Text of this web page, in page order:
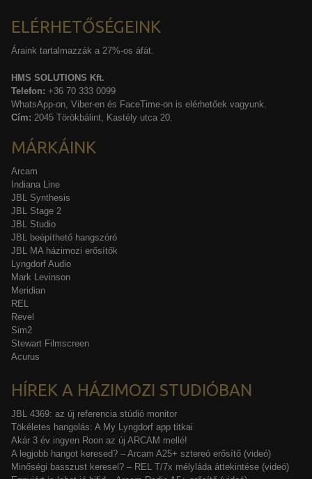
ELÉRHETŐSÉGEINK
Áraink tartalmazzák a 27%-os áfát.
HMS SOLUTIONS Kft.
Telefon: +36 70 333 0099
WhatsApp-on, Viber-en és FaceTime-on is elérhetőek vagyunk.
Cím: 2045 Törökbálint, Kastély utca 20.
MÁRKÁINK
Arcam
Indiana Line
JBL Synthesis
JBL Stage 2
JBL Studio
JBL beépíthető hangszóró
JBL MA házimozi erősítők
Lyngdorf Audio
Mark Levinson
Meridian
REL
Revel
Sim2
Stewart Filmscreen
Acurus
HÍREK A HÁZIMOZI STUDIÓBAN
JBL 4369: az új referencia stúdió monitor
Tökéletes hangolás: A My Lyngdorf app titkai
Akár 3 év ingyen Roon az új ARCAM mellé!
A legjobb hangot keresed? – Arcam A25+ sztereó erősítő (videó)
Minőségi basszust keresel? – REL T/7x mélyláda áttekintése (videó)